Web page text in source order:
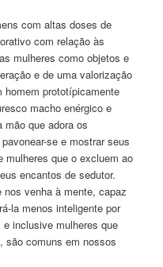
com altas doses de
com relação às
mulheres como objetos e
e de uma valorização
homem prototípicamente
macho enérgico e
mão que adora os
se e mostrar seus
mulheres que o excluem ao
encantos de sedutor.
nos venha à mente, capaz
la menos inteligente por
inclusive mulheres que
são comuns em nossos